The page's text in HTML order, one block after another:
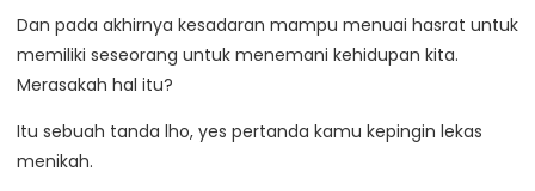
Dan pada akhirnya kesadaran mampu menuai hasrat untuk
memiliki seseorang untuk menemani kehidupan kita.
Merasakah hal itu?
Itu sebuah tanda lho, yes pertanda kamu kepingin lekas
menikah.